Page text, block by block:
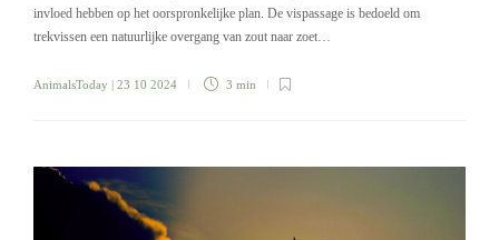
invloed hebben op het oorspronkelijke plan. De vispassage is bedoeld om
trekvissen een natuurlijke overgang van zout naar zoet…
AnimalsToday | 23 10 2024 3 min